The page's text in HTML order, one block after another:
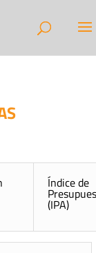
Índice de
(IPA)